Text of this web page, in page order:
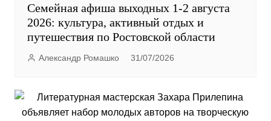
Семейная афиша выходных 1-2 августа
2026: культура, активный отдых и
путешествия по Ростовской области
Александр Ромашко 31/07/2026